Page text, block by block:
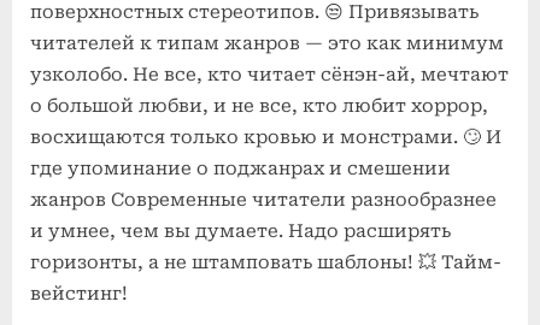
поверхностных стереотипов. 😒 Привязывать
читателей к типам жанров — это как минимум
узколобо. Не все, кто читает сёнэн-ай, мечтают
о большой любви, и не все, кто любит хоррор,
восхищаются только кровью и монстрами. 🙄 И
где упоминание о поджанрах и смешении
жанров Современные читатели разнообразнее
и умнее, чем вы думаете. Надо расширять
горизонты, а не штамповать шаблоны! 💥 Тайм-
вейстинг!